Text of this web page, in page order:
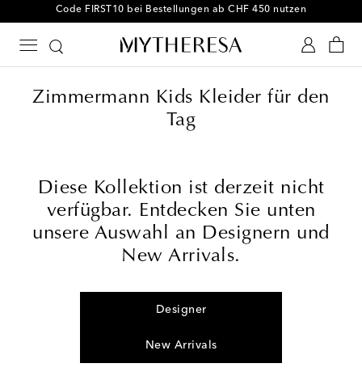
Code FIRST10 bei Bestellungen ab CHF 450 nutzen
Zimmermann Kids Kleider für den
Tag
Diese Kollektion ist derzeit nicht
verfügbar. Entdecken Sie unten
unsere Auswahl an Designern und
New Arrivals.
Designer
New Arrivals